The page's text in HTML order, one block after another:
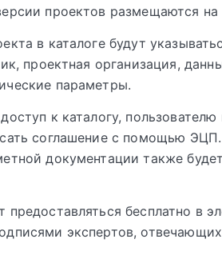
проектов размещаются на
в каталоге будут
проектная организация,
параметры.
к каталогу,
соглашение с помощью
документации также
предоставляться бесплатно в
экспертов,